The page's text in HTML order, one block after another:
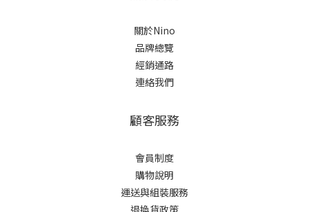
關於Nino
品牌總覽
經銷通路
連絡我們
顧客服務
會員制度
購物說明
運送與組裝服務
退換貨政策